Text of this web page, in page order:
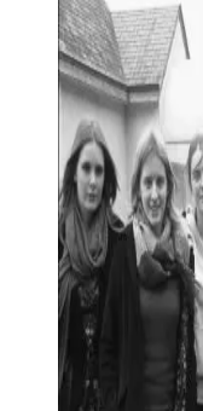
Titeuf en
« Pichoù ripik »,
l'une des
zizi ». Car depuis
travail réalisé par
Kerhuon, qui ont
en langage Titeuf.
Lire la suite